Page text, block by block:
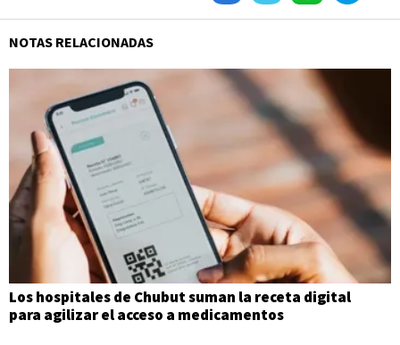
NOTAS RELACIONADAS
Los hospitales de Chubut suman la receta digital
para agilizar el acceso a medicamentos